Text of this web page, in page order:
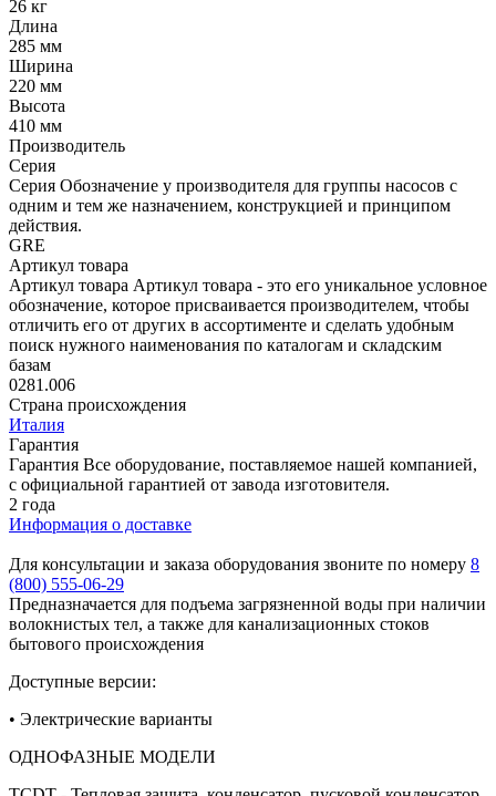
26 кг
Длина
285 мм
Ширина
220 мм
Высота
410 мм
Производитель
Серия
Серия Обозначение у производителя для группы насосов с
одним и тем же назначением, конструкцией и принципом
действия.
GRE
Артикул товара
Артикул товара Артикул товара - это его уникальное условное
обозначение, которое присваивается производителем, чтобы
отличить его от других в ассортименте и сделать удобным
поиск нужного наименования по каталогам и складским
базам
0281.006
Страна происхождения
Италия
Гарантия
Гарантия Все оборудование, поставляемое нашей компанией,
с официальной гарантией от завода изготовителя.
2 года
Информация о доставке
Для консультации и заказа оборудования звоните по номеру 8
(800) 555-06-29
Предназначается для подъема загрязненной воды при наличии
волокнистых тел, а также для канализационных стоков
бытового происхождения
Доступные версии:
• Электрические варианты
ОДНОФАЗНЫЕ МОДЕЛИ